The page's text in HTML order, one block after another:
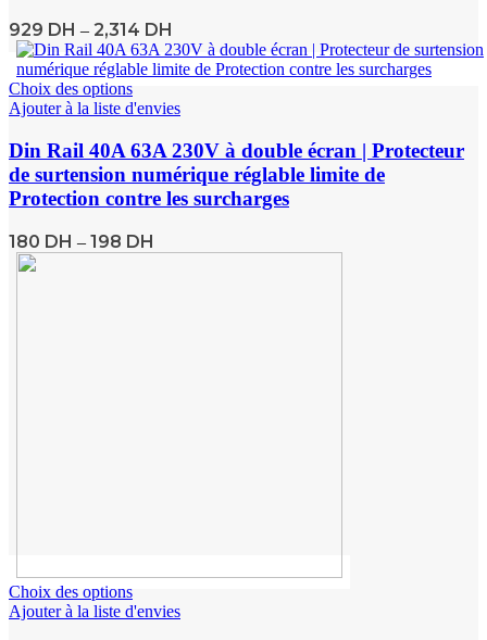
929 DH – 2,314 DH
Choix des options
Ajouter à la liste d'envies
Din Rail 40A 63A 230V à double écran | Protecteur
de surtension numérique réglable limite de
Protection contre les surcharges
180 DH – 198 DH
Choix des options
Ajouter à la liste d'envies